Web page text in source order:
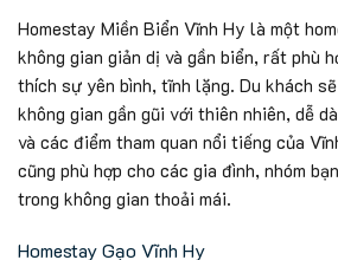
Homestay Miền Biển Vĩnh Hy là một
không gian giản dị và gần biển, rất phù
thích sự yên bình, tĩnh lặng. Du khách
không gian gần gũi với thiên nhiên, dễ
và các điểm tham quan nổi tiếng của
cũng phù hợp cho các gia đình, nhóm
trong không gian thoải mái.
Homestay Gạo Vĩnh Hy